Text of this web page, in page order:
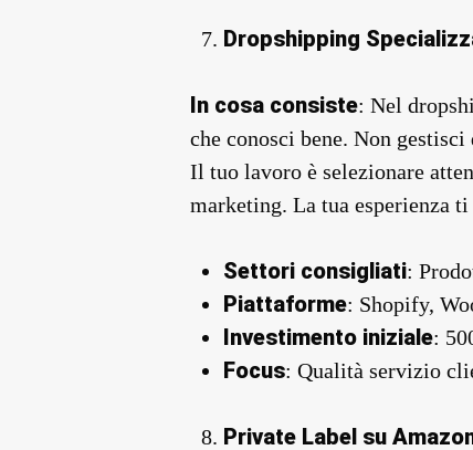
Dropshipping
In cosa consiste: Nel
che conosci bene. Non
Il tuo lavoro è selezionare
marketing. La tua esperienza
Settori consigliati:
Piattaforme: Shopify,
Investimento iniziale:
Focus: Qualità servizio
Private Label su